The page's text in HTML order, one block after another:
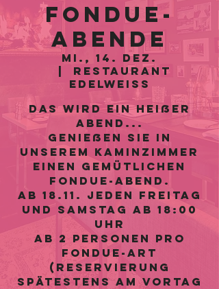
Fondue-
Abende
Mi., 14. Dez.
Restaurant
Edelweiss
Das wird ein heißer
Abend...
Genießen Sie in
unserem Kaminzimmer
einen gemütlichen
Fondue-Abend.
ab 18.11. jeden Freitag
und Samstag ab 18:00
Uhr
ab 2 Personen pro
Fondue-Art
(Reservierung
spätestens am Vortag